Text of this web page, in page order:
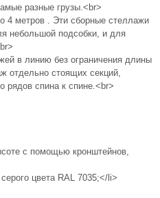
разные грузы.<br>
4 метров . Эти сборные стеллажи
небольшой подсобки, и для
в линию без ограничения длины
отдельно стоящих секций,
рядов спина к спине.<br>
с помощью кронштейнов,
цвета RAL 7035;</li>